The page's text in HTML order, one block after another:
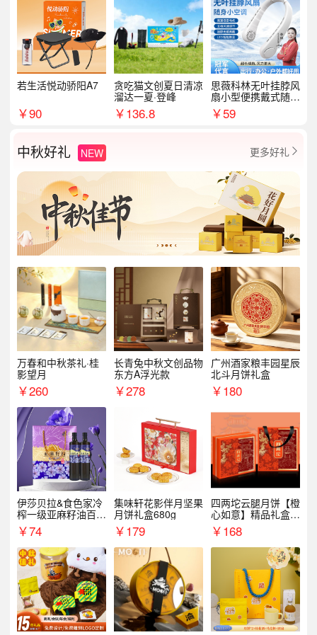
若生活悦动骄阳A7
￥90
贪吃猫文创夏日清凉
溜达一夏·登峰
￥136.8
思薇科林无叶挂脖风
扇小型便携戴式随身
挂脖子降温神器
￥59
中秋好礼 NEW 更多好礼 
万春和中秋茶礼·桂
影望月
￥260
长青兔中秋文创品物
东方A浮光款
￥278
广州酒家粮丰园星辰
北斗月饼礼盒
￥180
伊莎贝拉&食色家冷
榨一级亚麻籽油百紫
千红500ml*2礼盒
￥74
集味轩花影伴月坚果
月饼礼盒680g
￥179
四两坨云腿月饼【橙
心如意】精品礼盒4
50g/盒
￥168